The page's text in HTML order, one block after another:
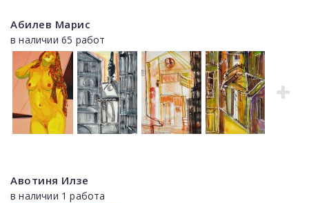
Абилев Марис
в наличии 65 работ
Авотиня Илзе
в наличии 1 работа